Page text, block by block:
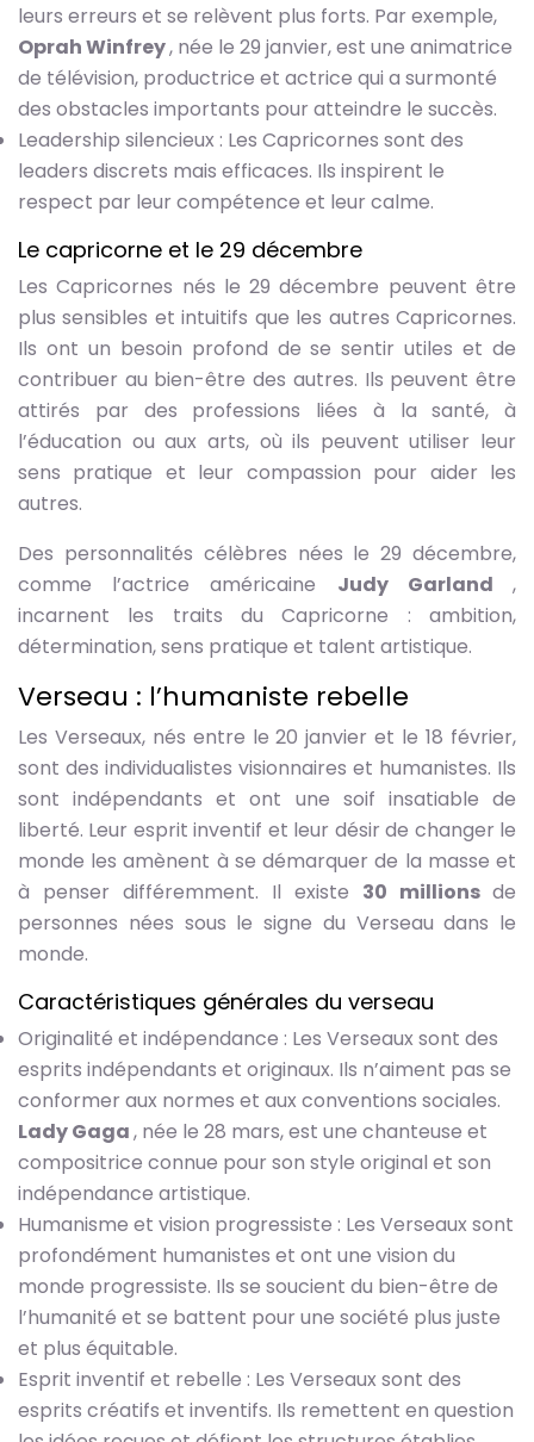
leurs erreurs et se relèvent plus forts. Par exemple,
Oprah Winfrey, née le 29 janvier, est une animatrice
de télévision, productrice et actrice qui a surmonté
des obstacles importants pour atteindre le succès.
Leadership silencieux : Les Capricornes sont des
leaders discrets mais efficaces. Ils inspirent le
respect par leur compétence et leur calme.
Le capricorne et le 29 décembre
Les Capricornes nés le 29 décembre peuvent être
plus sensibles et intuitifs que les autres Capricornes.
Ils ont un besoin profond de se sentir utiles et de
contribuer au bien-être des autres. Ils peuvent être
attirés par des professions liées à la santé, à
l’éducation ou aux arts, où ils peuvent utiliser leur
sens pratique et leur compassion pour aider les
autres.
Des personnalités célèbres nées le 29 décembre,
comme l’actrice américaine Judy Garland,
incarnent les traits du Capricorne : ambition,
détermination, sens pratique et talent artistique.
Verseau : l’humaniste rebelle
Les Verseaux, nés entre le 20 janvier et le 18 février,
sont des individualistes visionnaires et humanistes. Ils
sont indépendants et ont une soif insatiable de
liberté. Leur esprit inventif et leur désir de changer le
monde les amènent à se démarquer de la masse et
à penser différemment. Il existe 30 millions de
personnes nées sous le signe du Verseau dans le
monde.
Caractéristiques générales du verseau
Originalité et indépendance : Les Verseaux sont des
esprits indépendants et originaux. Ils n’aiment pas se
conformer aux normes et aux conventions sociales.
Lady Gaga, née le 28 mars, est une chanteuse et
compositrice connue pour son style original et son
indépendance artistique.
Humanisme et vision progressiste : Les Verseaux sont
profondément humanistes et ont une vision du
monde progressiste. Ils se soucient du bien-être de
l’humanité et se battent pour une société plus juste
et plus équitable.
Esprit inventif et rebelle : Les Verseaux sont des
esprits créatifs et inventifs. Ils remettent en question